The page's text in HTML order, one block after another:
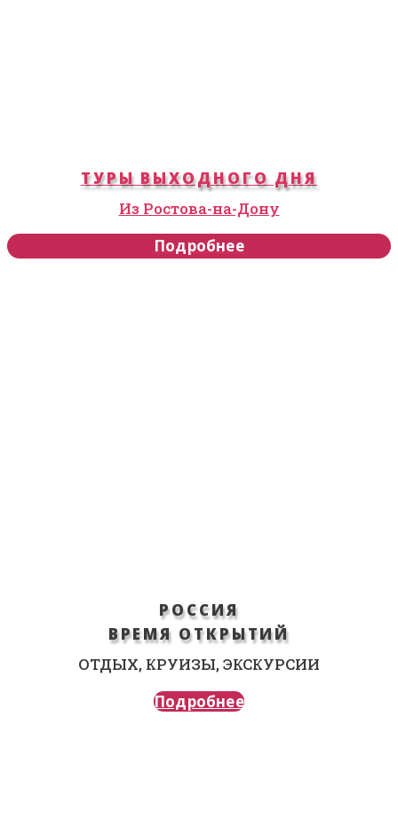
ТУРЫ ВЫХОДНОГО ДНЯ
Из Ростова-на-Дону
Подробнее
РОССИЯ
ВРЕМЯ ОТКРЫТИЙ
ОТДЫХ, КРУИЗЫ, ЭКСКУРСИИ
Подробнее